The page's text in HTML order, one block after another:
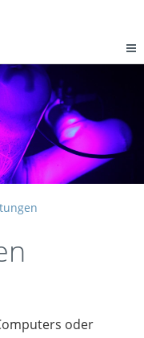
oder